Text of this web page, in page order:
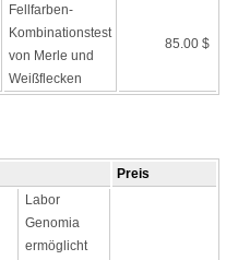
Fellfarben-
Kombinationstest
von Merle und
Weißflecken
85.00 $
Preis
Labor
Genomia
ermöglicht